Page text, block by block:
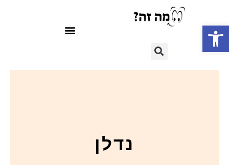
פתח סרגל נגישות
נדלן